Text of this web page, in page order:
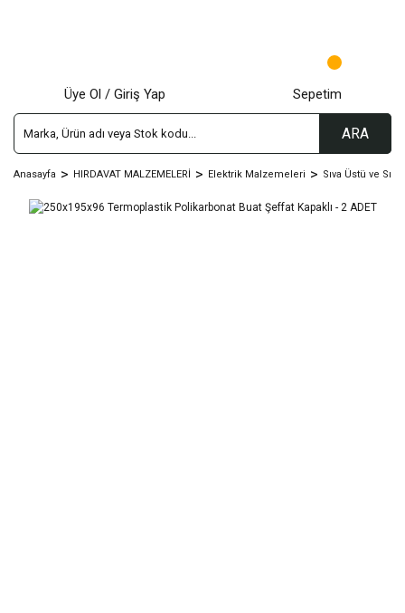
ARA
Üye Ol / Giriş Yap Sepetim
Anasayfa HIRDAVAT MALZEMELERİ Elektrik Malzemeleri Sıva Üstü ve